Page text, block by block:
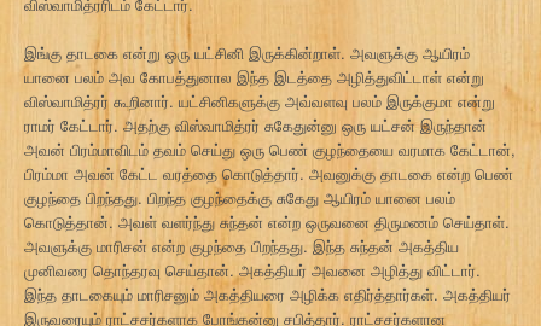
இங்கு தாடகை என்று ஒரு யட்சினி இருக்கின்றாள். அவளுக்கு ஆயிரம்
யானை பலம் அவ கோபத்துனால இந்த இடத்தை அழித்துவிட்டாள் என்று
விஸ்வாமித்ரர் கூறினார். யட்சினிகளுக்கு அவ்வளவு பலம் இருக்குமா என்று
ராமர் கேட்டார். அதற்கு விஸ்வாமித்ரர் சுகேதுன்னு ஒரு யட்சன் இருந்தான்
அவன் பிரம்மாவிடம் தவம் செய்து ஒரு பெண் குழந்தையை வரமாக கேட்டான்,
பிரம்மா அவன் கேட்ட வரத்தை கொடுத்தார். அவனுக்கு தாடகை என்ற பெண்
குழந்தை பிறந்தது. பிறந்த குழந்தைக்கு சுகேது ஆயிரம் யானை பலம்
கொடுத்தான். அவள் வளர்ந்து சுந்தன் என்ற ஒருவனை திருமணம் செய்தாள்.
அவளுக்கு மாரிசன் என்ற குழந்தை பிறந்தது. இந்த சுந்தன் அகத்திய
முனிவரை தொந்தரவு செய்தான். அகத்தியர் அவனை அழித்து விட்டார்.
இந்த தாடகையும் மாரிசனும் அகத்தியரை அழிக்க எதிர்த்தார்கள். அகத்தியர்
இருவரையும் ராட்சசர்களாக போங்கன்னு சபித்தார். ராட்சசர்களான